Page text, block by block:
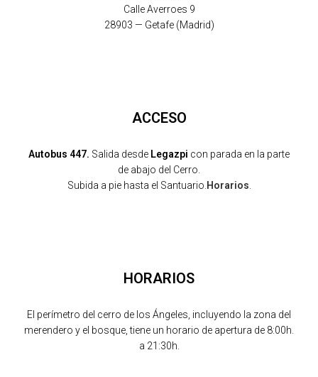
Calle Averroes 9
28903 — Getafe (Madrid)
ACCESO
Autobus 447. Salida desde Legazpi con parada en la parte
de abajo del Cerro.
Subida a pie hasta el Santuario. Horarios
HORARIOS
El perímetro del cerro de los Ángeles, incluyendo la zona del
merendero y el bosque, tiene un horario de apertura de 8:00h.
a 21:30h.